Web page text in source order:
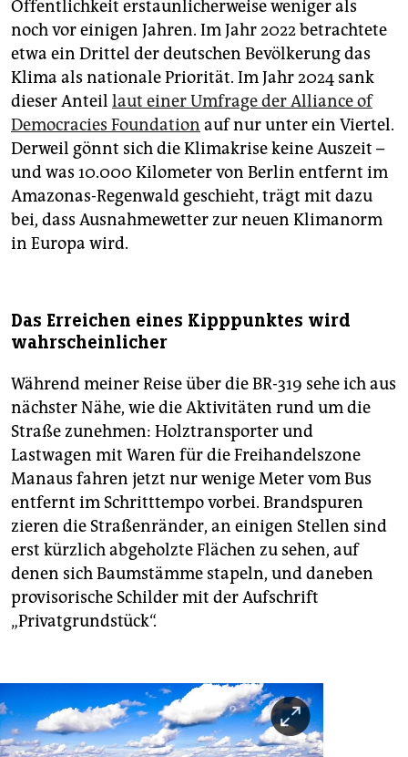
Öffentlichkeit erstaunlicherweise weniger als
noch vor einigen Jahren. Im Jahr 2022 betrachtete
etwa ein Drittel der deutschen Bevölkerung das
Klima als nationale Priorität. Im Jahr 2024 sank
dieser Anteil laut einer Umfrage der Alliance of
Democracies Foundation auf nur unter ein Viertel.
Derweil gönnt sich die Klimakrise keine Auszeit –
und was 10.000 Kilometer von Berlin entfernt im
Amazonas-Regenwald geschieht, trägt mit dazu
bei, dass Ausnahmewetter zur neuen Klimanorm
in Europa wird.
Das Erreichen eines Kipppunktes wird
wahrscheinlicher
Während meiner Reise über die BR-319 sehe ich aus
nächster Nähe, wie die Aktivitäten rund um die
Straße zunehmen: Holztransporter und
Lastwagen mit Waren für die Freihandelszone
Manaus fahren jetzt nur wenige Meter vom Bus
entfernt im Schritttempo vorbei. Brandspuren
zieren die Straßenränder, an einigen Stellen sind
erst kürzlich abgeholzte Flächen zu sehen, auf
denen sich Baumstämme stapeln, und daneben
provisorische Schilder mit der Aufschrift
„Privatgrundstück“.